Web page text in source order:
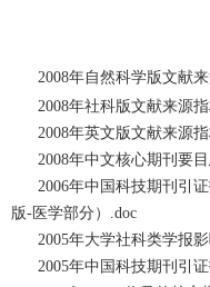
2008年自然科学版文献
2008年社科版文献来源
2008年英文版文献来源
2008年中文核心期刊要
2006年中国科技期刊引
版-医学部分）.doc
2005年大学社科类学报
2005年中国科技期刊引